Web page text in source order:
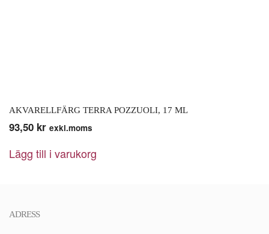
AKVARELLFÄRG TERRA POZZUOLI, 17 ML
93,50 kr exkl.moms
Lägg till i varukorg
ADRESS